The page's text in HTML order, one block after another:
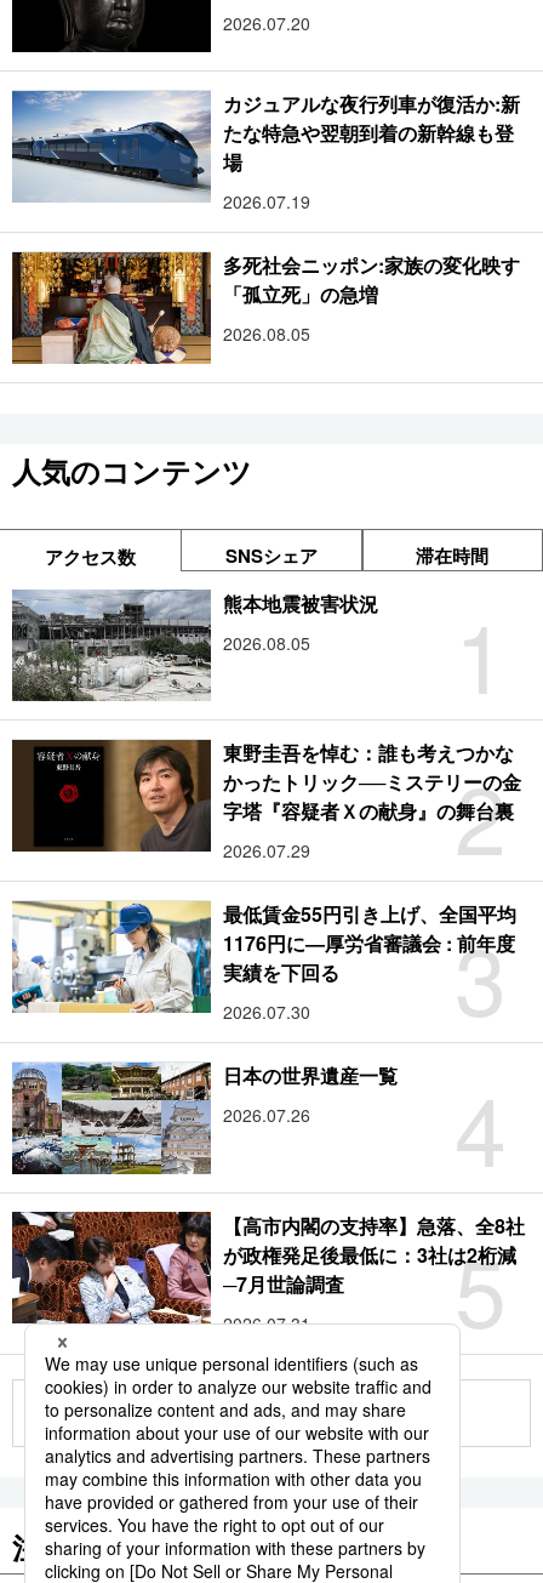
2026.07.20
カジュアルな夜行列車が復活か:新
たな特急や翌朝到着の新幹線も登
場
2026.07.19
多死社会ニッポン:家族の変化映す
「孤立死」の急増
2026.08.05
人気のコンテンツ
アクセス数 SNSシェア 滞在時間
1
熊本地震被害状況
2026.08.05
2
東野圭吾を悼む：誰も考えつかな
かったトリック──ミステリーの金
字塔『容疑者Ｘの献身』の舞台裏
2026.07.29
3
最低賃金55円引き上げ、全国平均
1176円に―厚労省審議会 : 前年度
実績を下回る
2026.07.30
4
日本の世界遺産一覧
2026.07.26
5
【高市内閣の支持率】急落、全8社
が政権発足後最低に：3社は2桁減
─7月世論調査
2026.07.31
もっと見る
注目のキーワード